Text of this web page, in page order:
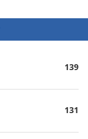
139
131